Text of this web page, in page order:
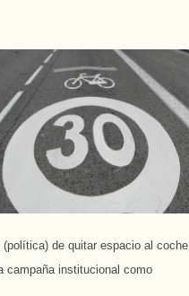
(política) de quitar espacio al coche
campaña institucional como